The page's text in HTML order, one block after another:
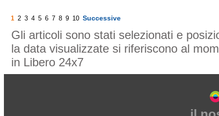
1 2 3 4 5 6 7 8 9 10 Successive
Gli articoli sono stati selezionati e
la data visualizzate si riferiscono al
in Libero 24x7